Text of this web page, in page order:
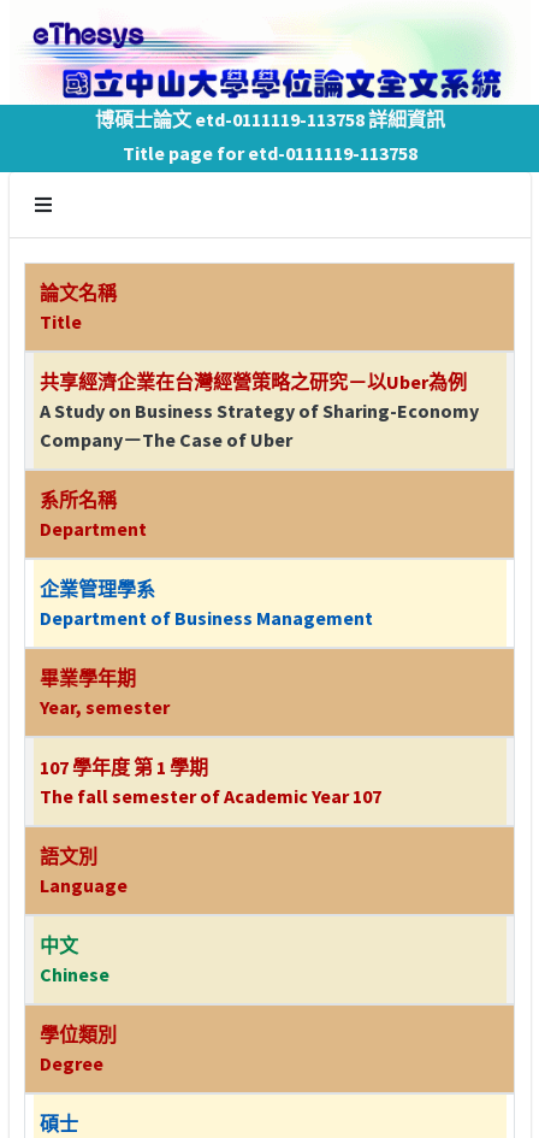
博碩士論文 etd-0111119-113758 詳細資訊
Title page for etd-0111119-113758
論文名稱
Title
共享經濟企業在台灣經營策略之研究－以Uber為例
A Study on Business Strategy of Sharing-Economy
Company－The Case of Uber
系所名稱
Department
企業管理學系
Department of Business Management
畢業學年期
Year, semester
107 學年度 第 1 學期
The fall semester of Academic Year 107
語文別
Language
中文
Chinese
學位類別
Degree
碩士